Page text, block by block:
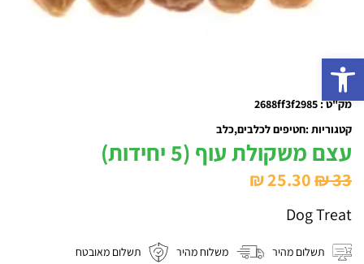
מק"ט : 2688ff3f2985
קטגוריות :חטיפים לכלבים כלב
עצם משקולת עוף (5 יחידות)
₪33
המחיר
המקורי
היה:
₪ 33.
₪25.30
₪ 25.30.
Dog Treat
תשלום מהיר משלוח מהיר
תשלום מאובטח
פתח סרגל נגישות